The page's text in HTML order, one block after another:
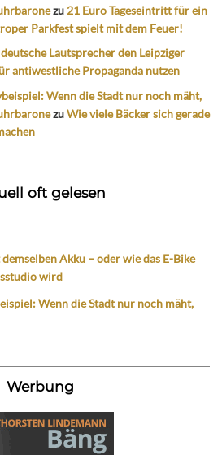
zu 21 Euro Tageseintritt für ein
Parkfest spielt mit dem Feuer!
Lautsprecher den Leipziger
antiwestliche Propaganda nutzen
Wenn die Stadt nur noch mäht,
zuWie viele Bäcker sich gerade
oft gelesen
Akku – oder wie das E-Bike
wird
Wenn die Stadt nur noch mäht,
Werbung